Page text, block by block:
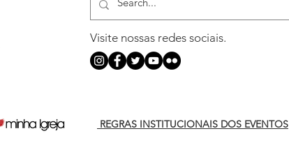
Visite nossas redes sociais.
REGRAS INSTITUCIONAIS DOS EVENTOS